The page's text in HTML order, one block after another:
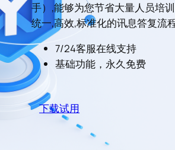
手）,能够为您节省大量人员培
统一,高效,标准化的讯息答复流
7/24客服在线支持
基础功能，永久免费
下载试用